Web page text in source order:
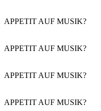
APPETIT AUF MUSIK?
APPETIT AUF MUSIK?
APPETIT AUF MUSIK?
APPETIT AUF MUSIK?